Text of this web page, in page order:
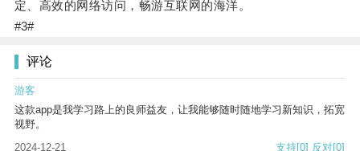
定、高效的网络访问，畅游互联网的海洋。
#3#
评论
游客
这款app是我学习路上的良师益友，让我能够随时随地学习新知识，拓宽
视野。
2024-12-21
支持[0] 反对[0]